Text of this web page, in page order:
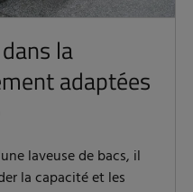
la
adaptées
laveuse de bacs, il
la capacité et les